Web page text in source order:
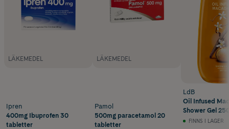
LÄKEMEDEL
Ipren
400mg Ibuprofen 30
tabletter
LÄKEMEDEL
Pamol
500mg paracetamol 20
tabletter
LdB
Oil Infused
Shower Gel
FINNS I LAGER